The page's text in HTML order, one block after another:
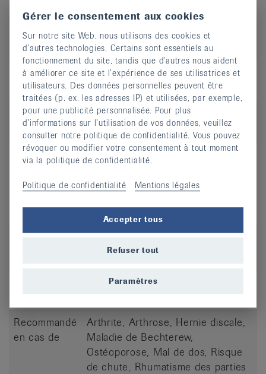
Recommandé
en cas de
Hernie discale, Maladie de
Bechterew, Mal de dos
Feldenkrais
Type de
cours
Cours en salle, Cours en ligne
Recommandé
en cas de
Arthrite, Arthrose, Hernie discale,
Ostéoporose, Mal de dos, Risque
molles
Cours en salle, Cours à l'extérieur
Recommandé
en cas de
Arthrite, Arthrose, Hernie discale,
Maladie de Bechterew,
Ostéoporose, Mal de dos, Risque
de chute, Rhumatisme des parties
Gérer le consentement aux cookies
Sur notre site Web, nous utilisons des cookies et
d’autres technologies. Certains sont essentiels au
fonctionnement du site, tandis que d’autres nous aident
à améliorer ce site et l’expérience de ses utilisatrices et
utilisateurs. Des données personnelles peuvent être
traitées (p. ex. les adresses IP) et utilisées, par exemple,
pour une publicité personnalisée. Pour plus
d’informations sur l’utilisation de vos données, veuillez
consulter notre politique de confidentialité. Vous pouvez
révoquer ou modifier votre consentement à tout moment
via la politique de confidentialité.
Politique de confidentialité Mentions légales
Accepter tous
Refuser tout
Paramètres